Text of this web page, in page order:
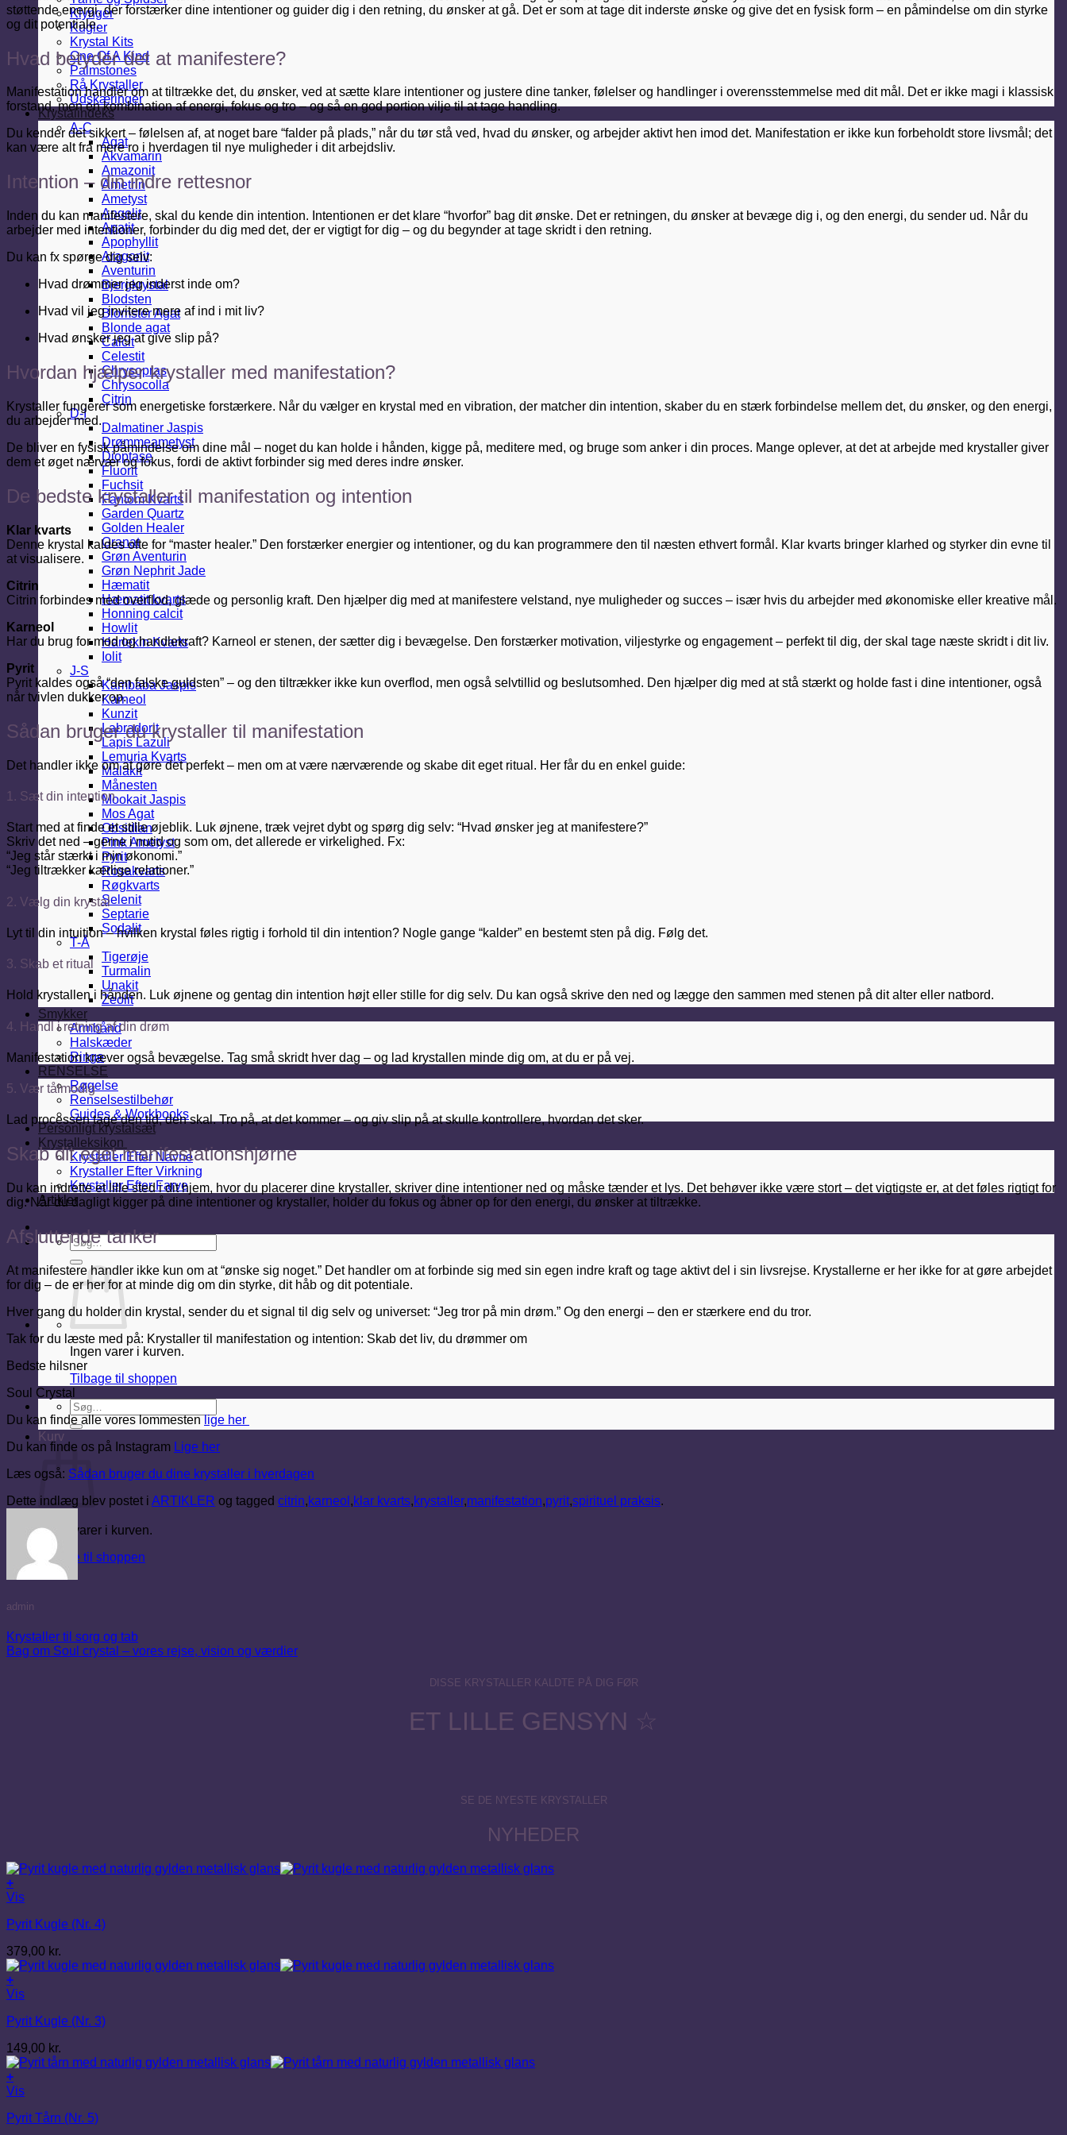
Klynger
Kugler
Krystal Kits
One Of A Kind
Palmstones
Rå Krystaller
Udskæringer
Krystalindeks
A-C
Agat
Akvamarin
Amazonit
Ametrin
Ametyst
Angelit
Apatit
Apophyllit
Aragonit
Aventurin
Bjergkrystal
Blodsten
Blomster Agat
Blonde agat
Calcit
Celestit
Chrysopras
Chrysocolla
Citrin
D-I
Dalmatiner Jaspis
Drømmeametyst
Dioptase
Fluorit
Fuchsit
Fantom Kvarts
Garden Quartz
Golden Healer
Granat
Grøn Aventurin
Grøn Nephrit Jade
Hæmatit
Hæmatit kvarts
Honning calcit
Howlit
Harlekin Kvarts
Iolit
J-S
Kambaba Jaspis
Karneol
Kunzit
Labradorit
Lapis Lazuli
Lemuria Kvarts
Malakit
Månesten
Mookait Jaspis
Mos Agat
Obsidian
Pink Ametyst
Pyrit
Rosakvarts
Røgkvarts
Selenit
Septarie
Sodalit
T-Å
Tigerøje
Turmalin
Unakit
Zeolit
Smykker
Armbånd
Halskæder
Ringe
RENSELSE
Røgelse
Renselsestilbehør
Guides & Workbooks
Personligt krystalsæt
Krystalleksikon
Krystaller Efter Navne
Krystaller Efter Virkning
Krystaller Efter Farve
Artikler
Søg
efter:
Ingen varer i kurven.
Tilbage til shoppen
Søg
efter:
Kurv
Ingen varer i kurven.
Tilbage til shoppen
støttende energi, der forstærker dine intentioner og guider dig i den retning, du ønsker at gå. Det er som at tage dit inderste ønske og give det en fysisk form – en påmindelse om din styrke
og dit potentiale.
Hvad betyder det at manifestere?
Manifestation handler om at tiltrække det, du ønsker, ved at sætte klare intentioner og justere dine tanker, følelser og handlinger i overensstemmelse med dit mål. Det er ikke magi i klassisk
forstand, men en kombination af energi, fokus og tro – og så en god portion vilje til at tage handling.
Du kender det sikkert – følelsen af, at noget bare “falder på plads,” når du tør stå ved, hvad du ønsker, og arbejder aktivt hen imod det. Manifestation er ikke kun forbeholdt store livsmål; det
kan være alt fra mere ro i hverdagen til nye muligheder i dit arbejdsliv.
Intention – din indre rettesnor
Inden du kan manifestere, skal du kende din intention. Intentionen er det klare “hvorfor” bag dit ønske. Det er retningen, du ønsker at bevæge dig i, og den energi, du sender ud. Når du
arbejder med intentioner, forbinder du dig med det, der er vigtigt for dig – og du begynder at tage skridt i den retning.
Du kan fx spørge dig selv:
Hvad drømmer jeg inderst inde om?
Hvad vil jeg invitere mere af ind i mit liv?
Hvad ønsker jeg at give slip på?
Hvordan hjælper krystaller med manifestation?
Krystaller fungerer som energetiske forstærkere. Når du vælger en krystal med en vibration, der matcher din intention, skaber du en stærk forbindelse mellem det, du ønsker, og den energi,
du arbejder med.
De bliver en fysisk påmindelse om dine mål – noget du kan holde i hånden, kigge på, meditere med, og bruge som anker i din proces. Mange oplever, at det at arbejde med krystaller giver
dem et øget nærvær og fokus, fordi de aktivt forbinder sig med deres indre ønsker.
De bedste krystaller til manifestation og intention
Klar kvarts
Denne krystal kaldes ofte for “master healer.” Den forstærker energier og intentioner, og du kan programmere den til næsten ethvert formål. Klar kvarts bringer klarhed og styrker din evne til
at visualisere.
Citrin
Citrin forbindes med overflod, glæde og personlig kraft. Den hjælper dig med at manifestere velstand, nye muligheder og succes – især hvis du arbejder med økonomiske eller kreative mål.
Karneol
Har du brug for mod og handlekraft? Karneol er stenen, der sætter dig i bevægelse. Den forstærker motivation, viljestyrke og engagement – perfekt til dig, der skal tage næste skridt i dit liv.
Pyrit
Pyrit kaldes også “den falske guldsten” – og den tiltrækker ikke kun overflod, men også selvtillid og beslutsomhed. Den hjælper dig med at stå stærkt og holde fast i dine intentioner, også
når tvivlen dukker op.
Sådan bruger du krystaller til manifestation
Det handler ikke om at gøre det perfekt – men om at være nærværende og skabe dit eget ritual. Her får du en enkel guide:
1. Sæt din intention
Start med at finde et stille øjeblik. Luk øjnene, træk vejret dybt og spørg dig selv: “Hvad ønsker jeg at manifestere?”
Skriv det ned – gerne i nutid og som om, det allerede er virkelighed. Fx:
“Jeg står stærkt i min økonomi.”
“Jeg tiltrækker kærlige relationer.”
2. Vælg din krystal
Lyt til din intuition – hvilken krystal føles rigtig i forhold til din intention? Nogle gange “kalder” en bestemt sten på dig. Følg det.
3. Skab et ritual
Hold krystallen i hånden. Luk øjnene og gentag din intention højt eller stille for dig selv. Du kan også skrive den ned og lægge den sammen med stenen på dit alter eller natbord.
4. Handl i retning af din drøm
Manifestation kræver også bevægelse. Tag små skridt hver dag – og lad krystallen minde dig om, at du er på vej.
5. Vær tålmodig
Lad processen tage den tid, den skal. Tro på, at det kommer – og giv slip på at skulle kontrollere, hvordan det sker.
Skab dit eget manifestationshjørne
Du kan indrette et lille sted i dit hjem, hvor du placerer dine krystaller, skriver dine intentioner ned og måske tænder et lys. Det behøver ikke være stort – det vigtigste er, at det føles rigtigt for
dig. Når du dagligt kigger på dine intentioner og krystaller, holder du fokus og åbner op for den energi, du ønsker at tiltrække.
Afsluttende tanker
At manifestere handler ikke kun om at “ønske sig noget.” Det handler om at forbinde sig med sin egen indre kraft og tage aktivt del i sin livsrejse. Krystallerne er her ikke for at gøre arbejdet
for dig – de er her for at minde dig om din styrke, dit håb og dit potentiale.
Hver gang du holder din krystal, sender du et signal til dig selv og universet: “Jeg tror på min drøm.” Og den energi – den er stærkere end du tror.
Tak for du læste med på: Krystaller til manifestation og intention: Skab det liv, du drømmer om
Bedste hilsner
Soul Crystal
Du kan finde alle vores lommestenlige her
Du kan finde os på Instagram Lige her
Læs også: Sådan bruger du dine krystaller i hverdagen
Dette indlæg blev postet i ARTIKLER og tagged citrin,karneol ,klar kvarts,krystaller,manifestation,pyrit,spirituel praksis.
admin
Krystaller til sorg og tab
Bag om Soul crystal – vores rejse, vision og værdier
DISSE KRYSTALLER KALDTE PÅ DIG FØR
ET LILLE GENSYN ☆
SE DE NYESTE KRYSTALLER
NYHEDER
+
Vis
Pyrit Kugle (Nr. 4)
379,00 kr.
+
Vis
Pyrit Kugle (Nr. 3)
149,00 kr.
+
Vis
Pyrit Tårn (Nr. 5)